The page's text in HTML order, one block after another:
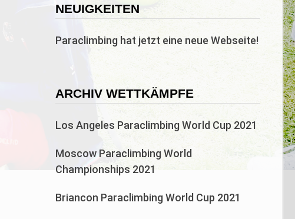
NEUIGKEITEN
Paraclimbing hat jetzt eine neue Webseite!
ARCHIV WETTKÄMPFE
Los Angeles Paraclimbing World Cup 2021
Moscow Paraclimbing World
Championships 2021
Briancon Paraclimbing World Cup 2021